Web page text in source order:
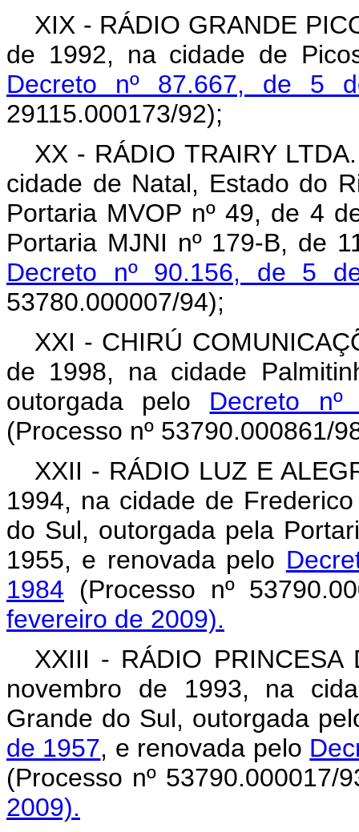
XIX - RÁDIO GRANDE
de 1992, na cidade de
Decreto nº 87.667, de 5
29115.000173/92);
XX - RÁDIO TRAIRY
cidade de Natal, Estado do
Portaria MVOP nº 49, de 4
Portaria MJNI nº 179-B, de
Decreto nº 90.156, de 5
53780.000007/94);
XXI - CHIRÚ
de 1998, na cidade
outorgada pelo Decreto
(Processo nº 53790.000861/
XXII - RÁDIO LUZ E
1994, na cidade de
do Sul, outorgada pela
1955, e renovada pelo
1984 (Processo nº
fevereiro de 2009).
XXIII - RÁDIO
novembro de 1993, na
Grande do Sul, outorgada
de 1957, e renovada pelo
(Processo nº 53790.000017/
2009).